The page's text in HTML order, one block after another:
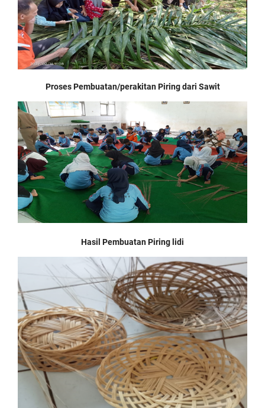
Proses Pembuatan/perakitan Piring dari Sawit
Hasil Pembuatan Piring lidi